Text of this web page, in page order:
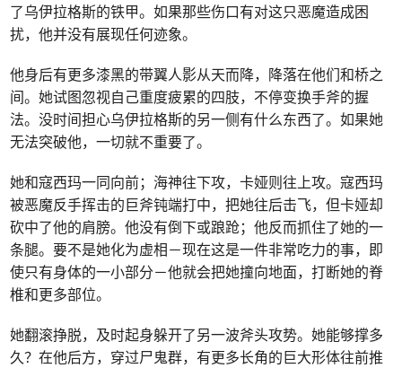
了乌伊拉格斯的铁甲。如果那些伤口有对这只恶魔造成困
扰，他并没有展现任何迹象。
他身后有更多漆黑的带翼人影从天而降，降落在他们和桥之
间。她试图忽视自己重度疲累的四肢，不停变换手斧的握
法。没时间担心乌伊拉格斯的另一侧有什么东西了。如果她
无法突破他，一切就不重要了。
她和寇西玛一同向前；海神往下攻，卡娅则往上攻。寇西玛
被恶魔反手挥击的巨斧钝端打中，把她往后击飞，但卡娅却
砍中了他的肩膀。他没有倒下或踉跄；他反而抓住了她的一
条腿。要不是她化为虚相－现在这是一件非常吃力的事，即
使只有身体的一小部分－他就会把她撞向地面，打断她的脊
椎和更多部位。
她翻滚挣脱，及时起身躲开了另一波斧头攻势。她能够撑多
久？在他后方，穿过尸鬼群，有更多长角的巨大形体往前推